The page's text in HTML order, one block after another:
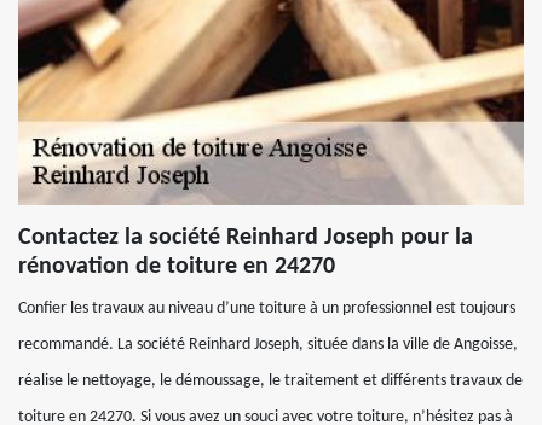
Contactez la société Reinhard Joseph pour la
rénovation de toiture en 24270
Confier les travaux au niveau d’une toiture à un professionnel est toujours
recommandé. La société Reinhard Joseph, située dans la ville de Angoisse,
réalise le nettoyage, le démoussage, le traitement et différents travaux de
toiture en 24270. Si vous avez un souci avec votre toiture, n’hésitez pas à